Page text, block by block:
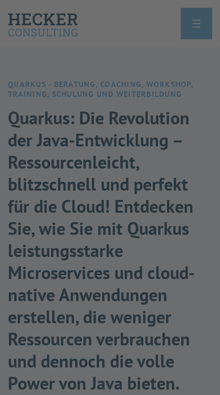
QUARKUS - BERATUNG, COACHING, WORKSHOP,
TRAINING, SCHULUNG UND WEITERBILDUNG
Quarkus: Die Revolution
der Java-Entwicklung –
Ressourcenleicht,
blitzschnell und perfekt
für die Cloud! Entdecken
Sie, wie Sie mit Quarkus
leistungsstarke
Microservices und cloud-
native Anwendungen
erstellen, die weniger
Ressourcen verbrauchen
und dennoch die volle
Power von Java bieten.